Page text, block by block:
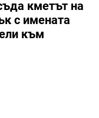
кметът на
с имената
към